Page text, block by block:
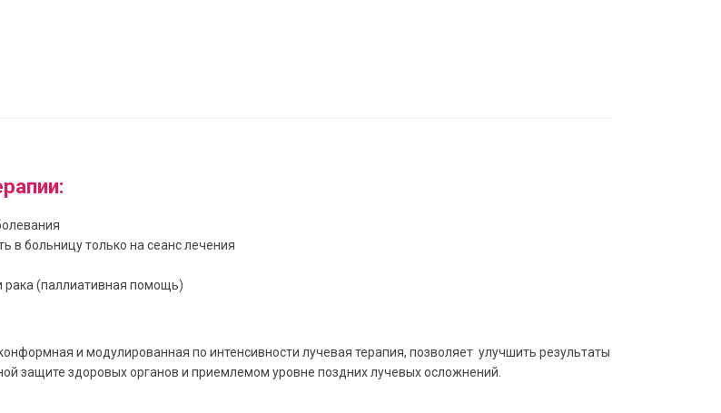
в больницу только на сеанс лечения
рака (паллиативная помощь)
и модулированная по интенсивности лучевая терапия, позволяет улучшить результаты
защите здоровых органов и приемлемом уровне поздних лучевых осложнений.